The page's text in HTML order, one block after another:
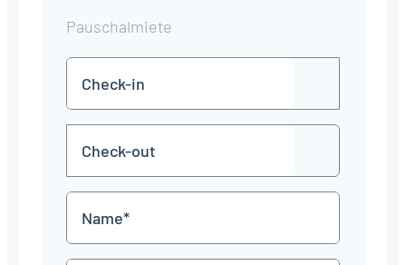
Pauschalmiete
in
TT
Punkt
MM
JJJJ
TT
Punkt
MM
JJJJ